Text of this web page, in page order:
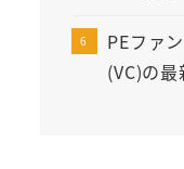
PEファ
(VC)の